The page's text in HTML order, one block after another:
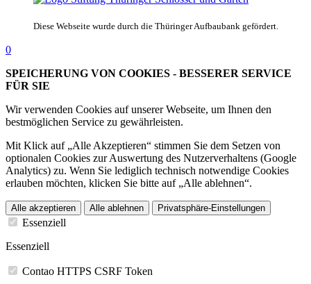
Diese Webseite wurde durch die Thüringer Aufbaubank gefördert.
0
SPEICHERUNG VON COOKIES - BESSERER SERVICE
FÜR SIE
Wir verwenden Cookies auf unserer Webseite, um Ihnen den
bestmöglichen Service zu gewährleisten.
Mit Klick auf „Alle Akzeptieren“ stimmen Sie dem Setzen von
optionalen Cookies zur Auswertung des Nutzerverhaltens (Google
Analytics) zu. Wenn Sie lediglich technisch notwendige Cookies
erlauben möchten, klicken Sie bitte auf „Alle ablehnen“.
Alle akzeptieren Alle ablehnen Privatsphäre-Einstellungen
Essenziell
Essenziell
Contao HTTPS CSRF Token